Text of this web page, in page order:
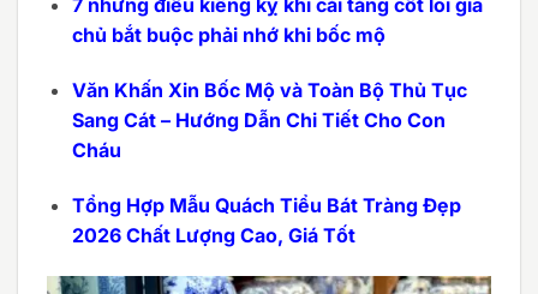
7 những điều kiêng kỵ khi cải táng cốt lõi gia
chủ bắt buộc phải nhớ khi bốc mộ
Văn Khấn Xin Bốc Mộ và Toàn Bộ Thủ Tục
Sang Cát – Hướng Dẫn Chi Tiết Cho Con
Cháu
Tổng Hợp Mẫu Quách Tiểu Bát Tràng Đẹp
2026 Chất Lượng Cao, Giá Tốt